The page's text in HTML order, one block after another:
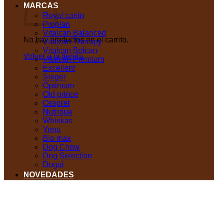
No hay productos en el carrito.
Volver a la tienda
MARCAS
Royal canin
Proplan
Vitalcan Balanced
Vitalcan Therapy
Vitalcan Belcan
Vitalcan Premium
Excellent
Sieger
Optimum
Old prince
Osspret
Nutrique
Whiskas
Yenu
Bio max
Dog Chow
Dog Selection
Dogui
NOVEDADES